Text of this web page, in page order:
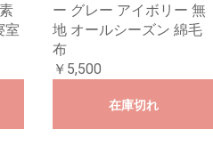
室
ー グレー アイボリー 無
地 オールシーズン 綿毛
布
￥5,500
在庫切れ